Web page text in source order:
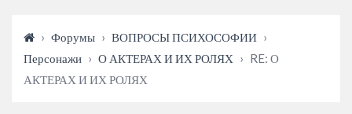
› Форумы › ВОПРОСЫ ПСИХОСОФИИ ›
Персонажи › О АКТЕРАХ И ИХ РОЛЯХ › RE: О
АКТЕРАХ И ИХ РОЛЯХ